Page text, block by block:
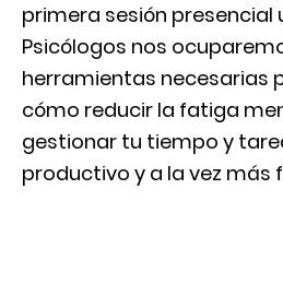
primera sesión presencial
Psicólogos nos
herramientas necesarias
cómo reducir la fatiga
gestionar tu tiempo y
productivo y a la vez más